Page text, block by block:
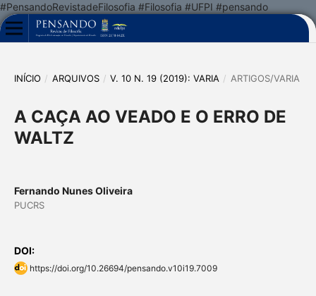
#PensandoRevistadeFilosofia #Filosofia #UFPI #pensando
INÍCIO / ARQUIVOS / V. 10 N. 19 (2019): VARIA / ARTIGOS/VARIA
A CAÇA AO VEADO E O ERRO DE
WALTZ
Fernando Nunes Oliveira
PUCRS
DOI:
https://doi.org/10.26694/pensando.v10i19.7009